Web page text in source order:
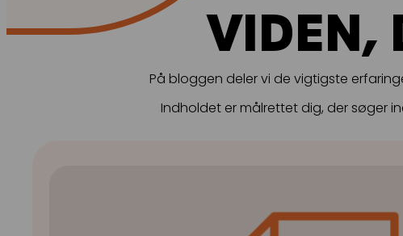
Programmatic SEO
LinkedIn annoncering
Pinterest annoncering
TikTok annoncering
VIDEN,
På bloggen deler vi de vigtigste
Indholdet er målrettet dig, der søger